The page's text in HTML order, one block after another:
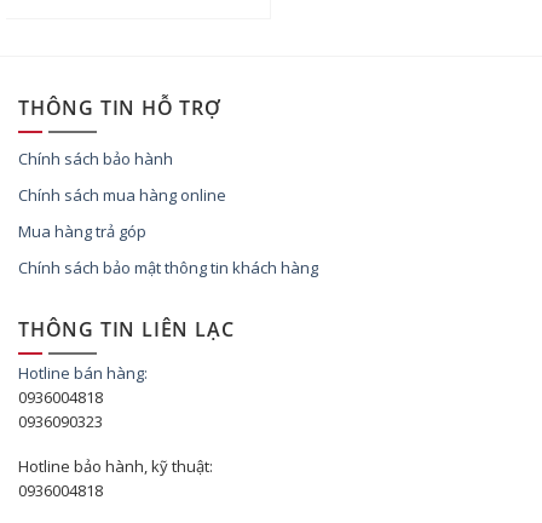
THÔNG TIN HỖ TRỢ
Chính sách bảo hành
Chính sách mua hàng online
Mua hàng trả góp
Chính sách bảo mật thông tin khách hàng
THÔNG TIN LIÊN LẠC
Hotline bán hàng:
0936004818
0936090323
Hotline bảo hành, kỹ thuật:
0936004818